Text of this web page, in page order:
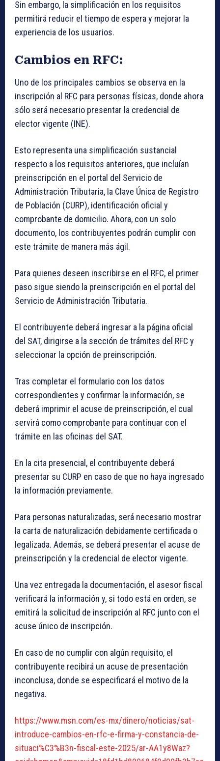
Sin embargo, la simplificación en los requisitos
permitirá reducir el tiempo de espera y mejorar la
experiencia de los usuarios.
Cambios en RFC:
Uno de los principales cambios se observa en la
inscripción al RFC para personas físicas, donde ahora
sólo será necesario presentar la credencial de
elector vigente (INE).
Esto representa una simplificación sustancial
respecto a los requisitos anteriores, que incluían
preinscripción en el portal del Servicio de
Administración Tributaria, la Clave Única de Registro
de Población (CURP), identificación oficial y
comprobante de domicilio. Ahora, con un solo
documento, los contribuyentes podrán cumplir con
este trámite de manera más ágil.
Para quienes deseen inscribirse en el RFC, el primer
paso sigue siendo la preinscripción en el portal del
Servicio de Administración Tributaria.
El contribuyente deberá ingresar a la página oficial
del SAT, dirigirse a la sección de trámites del RFC y
seleccionar la opción de preinscripción.
Tras completar el formulario con los datos
correspondientes y confirmar la información, se
deberá imprimir el acuse de preinscripción, el cual
servirá como comprobante para continuar con el
trámite en las oficinas del SAT.
En la cita presencial, el contribuyente deberá
presentar su CURP en caso de que no haya ingresado
la información previamente.
Para personas naturalizadas, será necesario mostrar
la carta de naturalización debidamente certificada o
legalizada. Además, se deberá presentar el acuse de
preinscripción y la credencial de elector vigente.
Una vez entregada la documentación, el asesor fiscal
verificará la información y, si todo está en orden, se
emitirá la solicitud de inscripción al RFC junto con el
acuse único de inscripción.
En caso de no cumplir con algún requisito, el
contribuyente recibirá un acuse de presentación
inconclusa, donde se especificará el motivo de la
negativa.
https://www.msn.com/es-mx/dinero/noticias/sat-
introduce-cambios-en-rfc-e-firma-y-constancia-de-
situaci%C3%B3n-fiscal-este-2025/ar-AA1y8Waz?